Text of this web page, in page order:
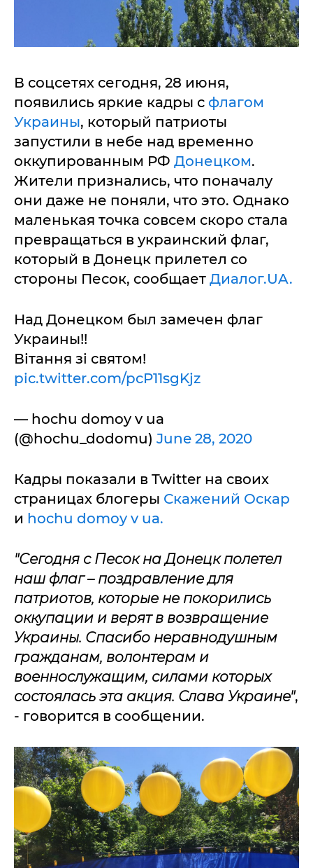
В соцсетях сегодня, 28 июня,
появились яркие кадры с флагом
Украины, который патриоты
запустили в небе над временно
оккупированным РФ Донецком.
Жители признались, что поначалу
они даже не поняли, что это. Однако
маленькая точка совсем скоро стала
превращаться в украинский флаг,
который в Донецк прилетел со
стороны Песок, сообщает Диалог.UA.
Над Донецком был замечен флаг
Украины!!
Вітання зі святом!
pic.twitter.com/pcP11sgKjz
— hochu domoy v ua
(@hochu_dodomu) June 28, 2020
Кадры показали в Twitter на своих
страницах блогеры Скажений Оскар
и hochu domoy v ua.
"Сегодня с Песок на Донецк полетел
наш флаг – поздравление для
патриотов, которые не покорились
оккупации и верят в возвращение
Украины. Спасибо неравнодушным
гражданам, волонтерам и
военнослужащим, силами которых
состоялась эта акция. Слава Украине",
- говорится в сообщении.